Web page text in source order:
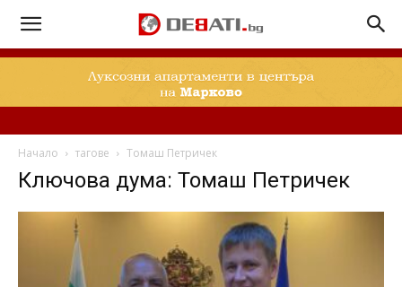
Начало тагове Томаш Петричек
Ключова дума: Томаш Петричек